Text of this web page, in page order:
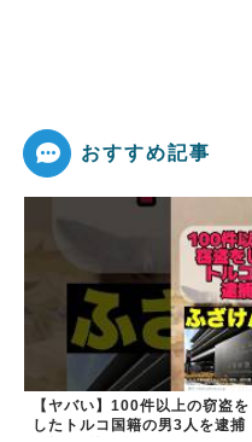
おすすめ記事
【ヤバい】100件以上の窃盗を
したトルコ国籍の男3人を逮捕